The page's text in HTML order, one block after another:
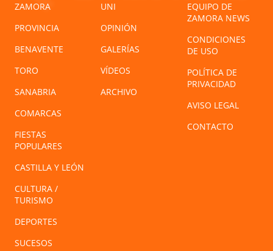
ZAMORA
PROVINCIA
BENAVENTE
TORO
SANABRIA
COMARCAS
FIESTAS
POPULARES
CASTILLA Y LEÓN
CULTURA /
TURISMO
DEPORTES
SUCESOS
UNI
OPINIÓN
GALERÍAS
VÍDEOS
ARCHIVO
EQUIPO DE
ZAMORA NEWS
CONDICIONES
DE USO
POLÍTICA DE
PRIVACIDAD
AVISO LEGAL
CONTACTO